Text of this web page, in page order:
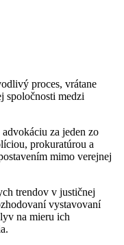
proces, vrátane
spoločnosti medzi
za jeden zo
prokuratúrou a
mimo verejnej
trendov v justičnej
vystavovaní
na mieru ich